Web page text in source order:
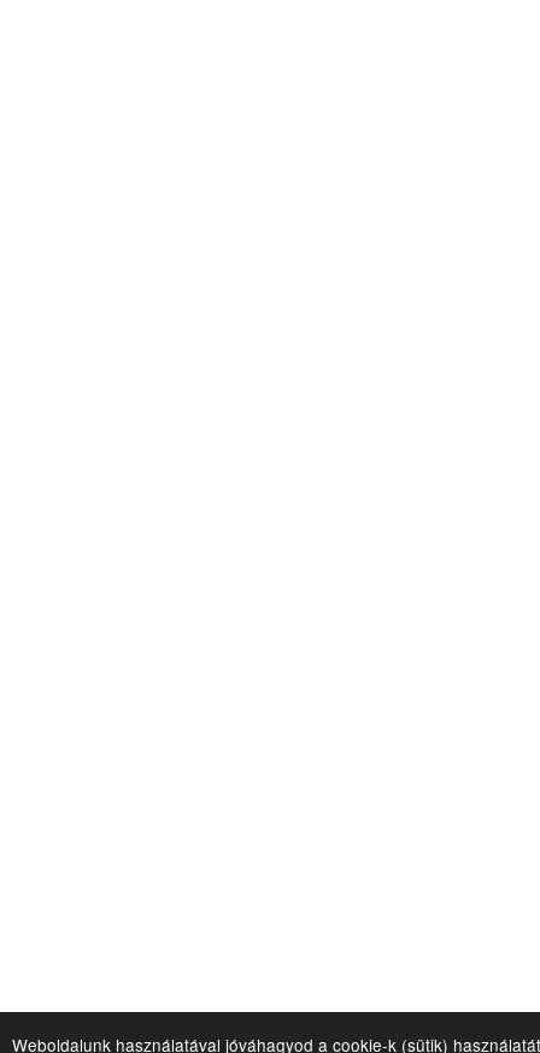
Weboldalunk használatával jóváhagyod a cookie-k (sütik)